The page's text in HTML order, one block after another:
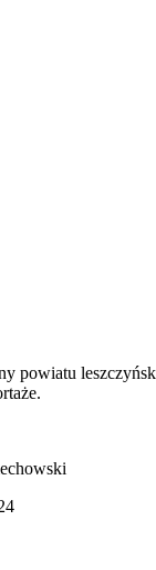
powiatu